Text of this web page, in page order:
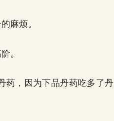
麻烦。
。
药，因为下品丹药吃多了丹